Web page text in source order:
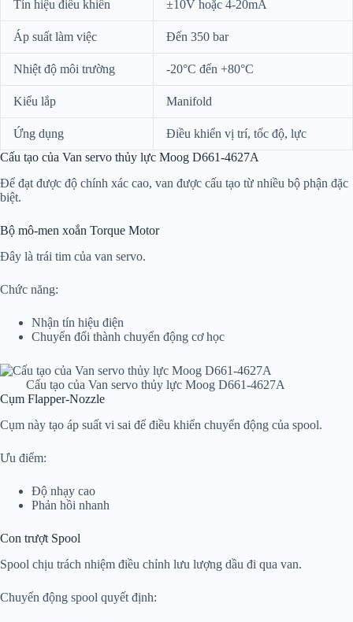
Tín hiệu điều khiển ±10V hoặc 4-20mA
Áp suất làm việc Đến 350 bar
Nhiệt độ môi trường -20°C đến +80°C
Kiểu lắp Manifold
Ứng dụng
Điều khiển vị trí, tốc độ, lực
Cấu tạo của Van servo thủy lực Moog D661-4627A
Để đạt được độ chính xác cao, van được cấu tạo từ nhiều bộ phận đặc
biệt.
Bộ mô-men xoắn Torque Motor
Đây là trái tim của van servo.
Chức năng:
Nhận tín hiệu điện
Chuyển đổi thành chuyển động cơ học
Cấu tạo của Van servo thủy lực Moog D661-4627A
Cụm Flapper-Nozzle
Cụm này tạo áp suất vi sai để điều khiển chuyển động của spool.
Ưu điểm:
Độ nhạy cao
Phản hồi nhanh
Con trượt Spool
Spool chịu trách nhiệm điều chỉnh lưu lượng dầu đi qua van.
Chuyển động spool quyết định: